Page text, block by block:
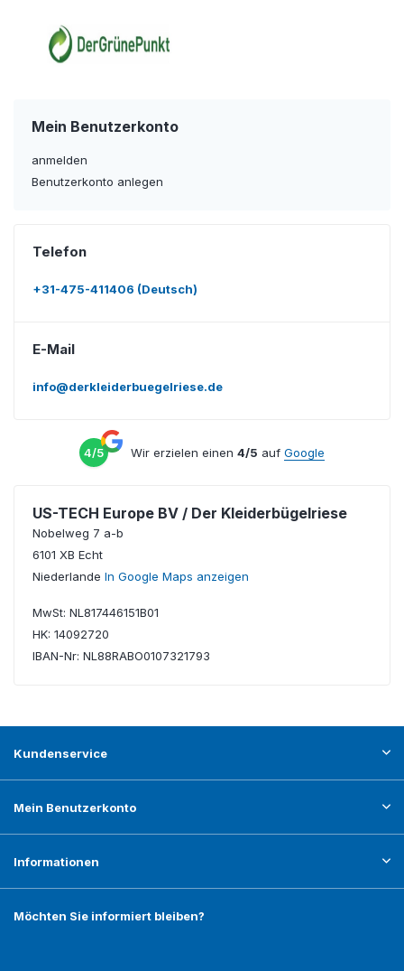
Mein Benutzerkonto
anmelden
Benutzerkonto anlegen
Telefon
+31-475-411406 (Deutsch)
E-Mail
info@derkleiderbuegelriese.de
4/5 Wir erzielen einen 4/5 auf Google
US-TECH Europe BV / Der Kleiderbügelriese
Nobelweg 7 a-b
6101 XB Echt
Niederlande In Google Maps anzeigen
MwSt: NL817446151B01
HK: 14092720
IBAN-Nr: NL88RABO0107321793
Kundenservice
Mein Benutzerkonto
Informationen
Möchten Sie informiert bleiben?